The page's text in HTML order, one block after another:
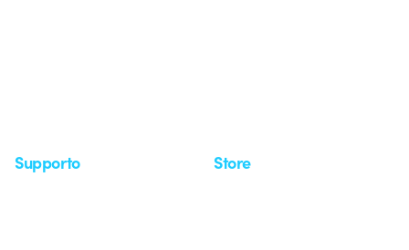
Supporto Store